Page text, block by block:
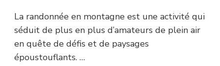
La randonnée en montagne est une activité qui
séduit de plus en plus d’amateurs de plein air
en quête de défis et de paysages
époustouflants. …